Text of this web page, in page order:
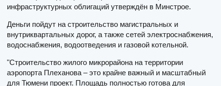
инфраструктурных облигаций утверждён в Минстрое.
Деньги пойдут на строительство магистральных и
внутриквартальных дорог, а также сетей электроснабжения,
водоснабжения, водоотведения и газовой котельной.
"Строительство жилого микрорайона на территории
аэропорта Плеханова – это крайне важный и масштабный
для Тюмени проект. Площадь полностью готова для